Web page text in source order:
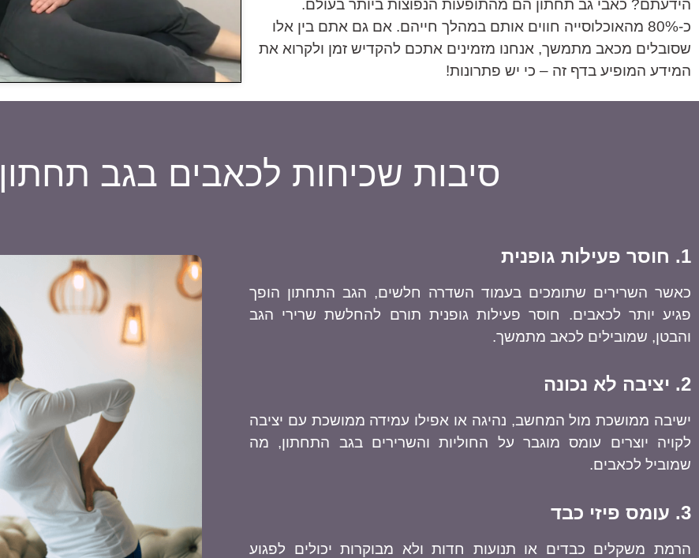
הידעתם? כאבי גב תחתון הם מהתופעות הנפוצות ביותר בעולם.
כ-80% מהאוכלוסייה חווים אותם במהלך חייהם. אם גם אתם בין אלו
שסובלים מכאב מתמשך, אנחנו מזמינים אתכם להקדיש זמן ולקרוא את
המידע המופיע בדף זה – כי יש פתרונות!
סיבות שכיחות לכאבים בגב תחתון
1. חוסר פעילות גופנית
כאשר השרירים שתומכים בעמוד השדרה חלשים, הגב התחתון הופך
פגיע יותר לכאבים. חוסר פעילות גופנית תורם להחלשת שרירי הגב
והבטן, שמובילים לכאב מתמשך.
2. יציבה לא נכונה
ישיבה ממושכת מול המחשב, נהיגה או אפילו עמידה ממושכת עם יציבה
לקויה יוצרים עומס מוגבר על החוליות והשרירים בגב התחתון, מה
שמוביל לכאבים.
3. עומס פיזי כבד
הרמת משקלים כבדים או תנועות חדות ולא מבוקרות יכולים לפגוע